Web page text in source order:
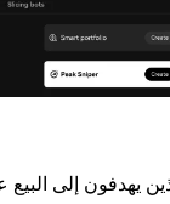
يهدفون إلى